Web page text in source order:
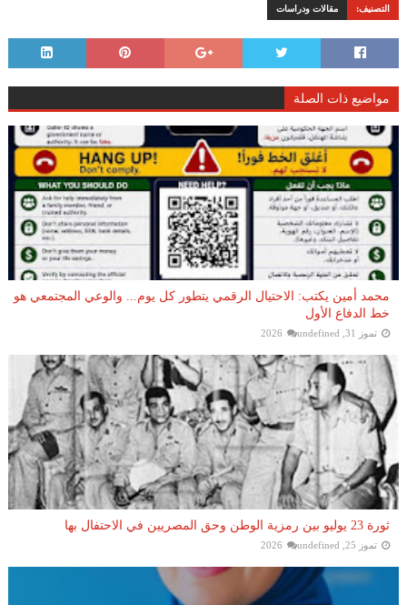
التصنيف: مقالات ودراسات
مواضيع ذات الصلة
محمد أمين يكتب: الاحتيال الرقمي يتطور كل يوم... والوعي المجتمعي هو
خط الدفاع الأول
تموز 31, 2026 undefined
ثورة 23 يوليو بين رمزية الوطن وحق المصريين في الاحتفال بها
تموز 25, 2026 undefined